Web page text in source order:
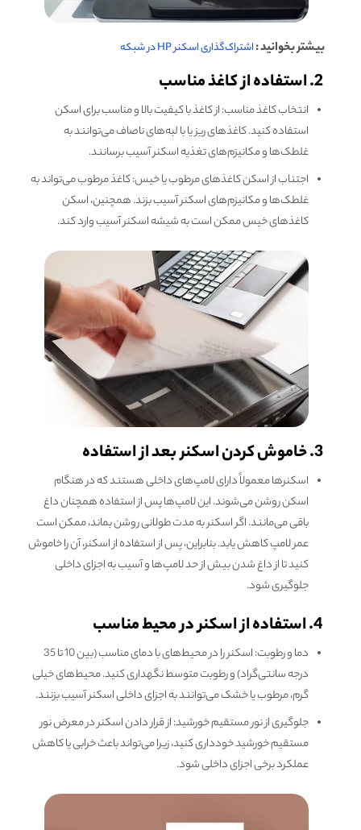
بیشتر بخوانید :اشتراک‌گذاری اسکنر HP در شبکه
انتخاب کاغذ مناسب: از کاغذ با کیفیت بالا و مناسب برای اسکن
استفاده کنید. کاغذ‌های ریز یا با لبه‌های ناصاف می‌توانند به
غلطک‌ها و مکانیزم‌های تغذیه اسکنر آسیب برسانند.
اجتناب از اسکن کاغذهای مرطوب یا خیس: کاغذ مرطوب می‌تواند به
غلطک‌ها و مکانیزم‌های اسکنر آسیب بزند. همچنین، اسکن
کاغذهای خیس ممکن است به شیشه اسکنر آسیب وارد کند.
اسکنرها معمولاً دارای لامپ‌های داخلی هستند که در هنگام
اسکن روشن می‌شوند. این لامپ‌ها پس از استفاده همچنان داغ
باقی می‌مانند. اگر اسکنر به مدت طولانی روشن بماند، ممکن است
عمر لامپ کاهش یابد. بنابراین، پس از استفاده از اسکنر، آن را خاموش
کنید تا از داغ شدن بیش از حد لامپ‌ها و آسیب به اجزای داخلی
جلوگیری شود.
دما و رطوبت: اسکنر را در محیط‌های با دمای مناسب (بین 10 تا 35
درجه سانتی‌گراد) و رطوبت متوسط نگهداری کنید. محیط‌های خیلی
گرم، مرطوب یا خشک می‌توانند به اجزای داخلی اسکنر آسیب بزنند.
جلوگیری از نور مستقیم خورشید: از قرار دادن اسکنر در معرض نور
مستقیم خورشید خودداری کنید، زیرا می‌تواند باعث خرابی یا کاهش
عملکرد برخی اجزای داخلی شود.